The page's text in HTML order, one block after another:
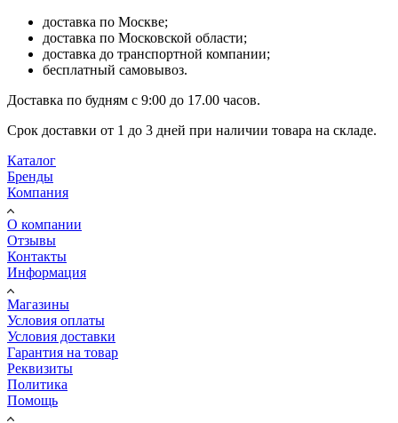
доставка по Москве;
доставка по Московской области;
доставка до транспортной компании;
бесплатный самовывоз.
Доставка по будням с 9:00 до 17.00 часов.
Срок доставки от 1 до 3 дней при наличии товара на складе.
Каталог
Бренды
Компания
О компании
Отзывы
Контакты
Информация
Магазины
Условия оплаты
Условия доставки
Гарантия на товар
Реквизиты
Политика
Помощь